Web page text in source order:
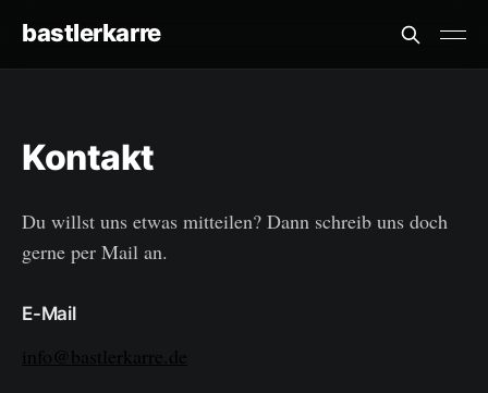
bastlerkarre
Kontakt
Du willst uns etwas mitteilen? Dann schreib uns doch
gerne per Mail an.
E-Mail
info@bastlerkarre.de